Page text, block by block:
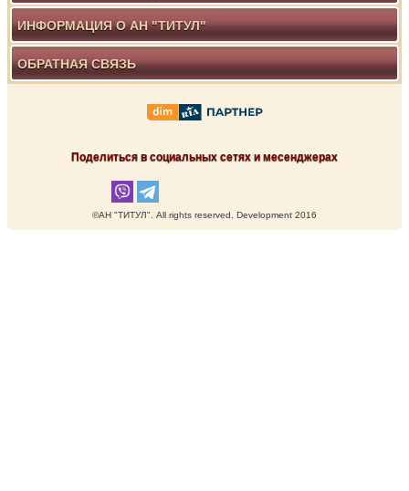
ИНФОРМАЦИЯ О АН "ТИТУЛ"
ОБРАТНАЯ СВЯЗЬ
Поделиться в социальных сетях и месенджерах
©АН "ТИТУЛ". Аll rights reserved. Development 2016